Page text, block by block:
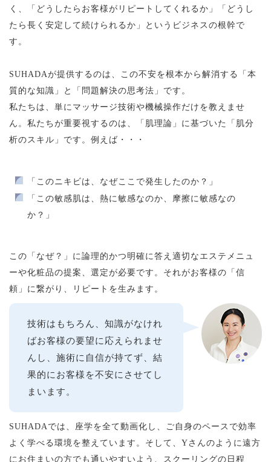
く、「どうしたらお客様がリピートしてくれるか」「どうし
たら長く安定して続けられるか」というビジネスの根幹で
す。
SUHADAが提供するのは、この不安を根本から解消する「本
質的な知識」と「問題解決の思考法」です。
私たちは、単にマッサージ技術や機械操作だけを教えませ
ん。私たちが重要視するのは、「肌理論」に基づいた「肌分
析のスキル」です。例えば・・・
「このニキビは、なぜここで発生したのか？」
「この敏感肌は、熱に敏感なのか、摩擦に敏感なの
か？」
この「なぜ？」に論理的かつ明確に答え適切なエステメニュ
ーや化粧品の提案、選定が必要です。それがお客様の「信
頼」に繋がり、リピートを生みます。
技術はもちろん、知識がなけれ
ばお客様の要望に応えられませ
んし、施術に自信が持てず、結
果的にお客様を不安にさせてし
まいます。
SUHADAでは、座学を全て動画化し、ご自身のペースで効率
よく学べる環境を整えています。そして、Yさんのように遠方
にお住まいの方でも通いやすいよう、スクーリングの日程